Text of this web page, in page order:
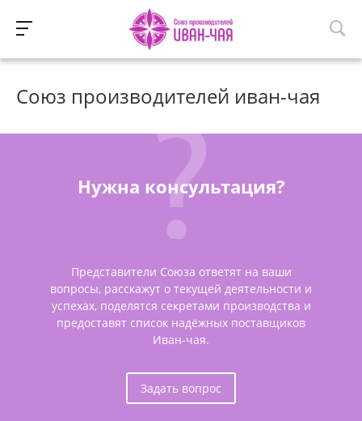
Союз производителей иван-чая
Нужна консультация?
Представители Союза ответят на ваши
вопросы, расскажут о текущей деятельности и
успехах, поделятся секретами производства и
предоставят список надёжных поставщиков
Иван-чая.
Задать вопрос